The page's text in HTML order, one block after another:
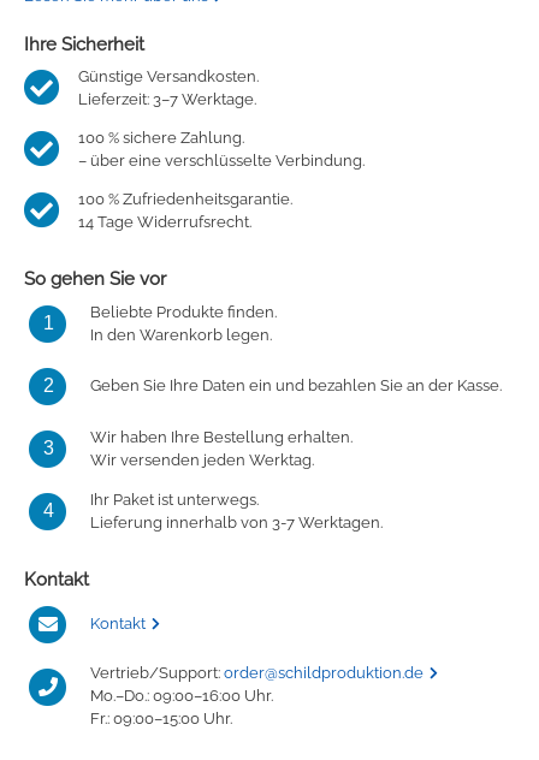
MDF
Acryl
Ihre Sicherheit
Günstige Versandkosten.
Lieferzeit: 3–7 Werktage.
100 % sichere Zahlung.
– über eine verschlüsselte Verbindung.
100 % Zufriedenheitsgarantie.
14 Tage Widerrufsrecht.
So gehen Sie vor
1
Beliebte Produkte finden.
In den Warenkorb legen.
2 Geben Sie Ihre Daten ein und bezahlen Sie an der Kasse.
3
Wir haben Ihre Bestellung erhalten.
Wir versenden jeden Werktag.
4
Ihr Paket ist unterwegs.
Lieferung innerhalb von 3-7 Werktagen.
Kontakt
Kontakt
Vertrieb/Support: order@schildproduktion.de
Mo.–Do.: 09:00–16:00 Uhr.
Fr.: 09:00–15:00 Uhr.